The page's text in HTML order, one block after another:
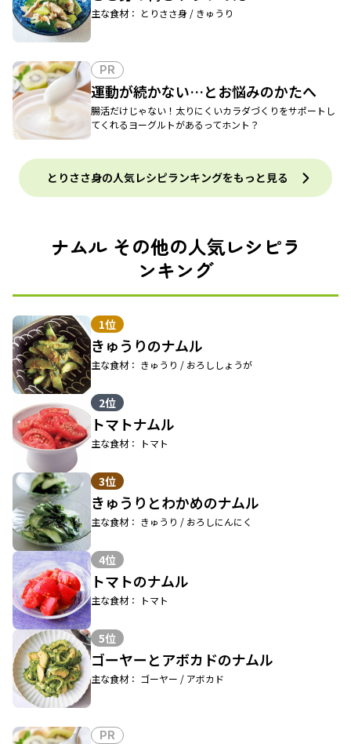
主な食材： とりささ身 / きゅうり
PR
運動が続かない…とお悩みのかたへ
腸活だけじゃない！太りにくいカラダづくりをサポートし
てくれるヨーグルトがあるってホント？
とりささ身の人気レシピランキングをもっと見る
ナムル その他の人気レシピラ
ンキング
1位
きゅうりのナムル
主な食材： きゅうり / おろししょうが
2位
トマトナムル
主な食材： トマト
3位
きゅうりとわかめのナムル
主な食材： きゅうり / おろしにんにく
4位
トマトのナムル
主な食材： トマト
5位
ゴーヤーとアボカドのナムル
主な食材： ゴーヤー / アボカド
PR